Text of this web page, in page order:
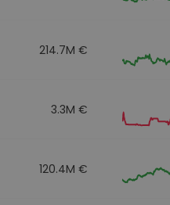
214.7M €
3.3M €
120.4M €